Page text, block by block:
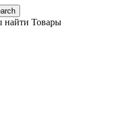
найти Товары